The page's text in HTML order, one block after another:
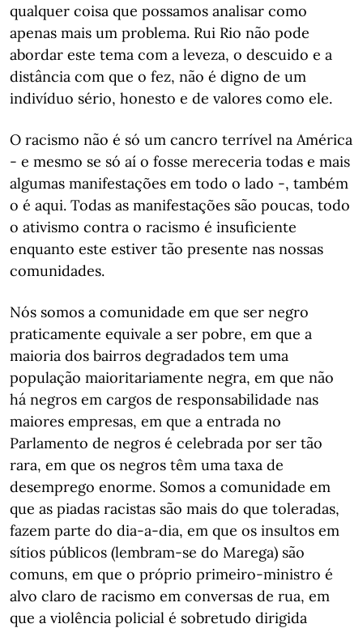
qualquer coisa que possamos analisar como
apenas mais um problema. Rui Rio não pode
abordar este tema com a leveza, o descuido e a
distância com que o fez, não é digno de um
indivíduo sério, honesto e de valores como ele.
O racismo não é só um cancro terrível na América
- e mesmo se só aí o fosse mereceria todas e mais
algumas manifestações em todo o lado -, também
o é aqui. Todas as manifestações são poucas, todo
o ativismo contra o racismo é insuficiente
enquanto este estiver tão presente nas nossas
comunidades.
Nós somos a comunidade em que ser negro
praticamente equivale a ser pobre, em que a
maioria dos bairros degradados tem uma
população maioritariamente negra, em que não
há negros em cargos de responsabilidade nas
maiores empresas, em que a entrada no
Parlamento de negros é celebrada por ser tão
rara, em que os negros têm uma taxa de
desemprego enorme. Somos a comunidade em
que as piadas racistas são mais do que toleradas,
fazem parte do dia-a-dia, em que os insultos em
sítios públicos (lembram-se do Marega) são
comuns, em que o próprio primeiro-ministro é
alvo claro de racismo em conversas de rua, em
que a violência policial é sobretudo dirigida